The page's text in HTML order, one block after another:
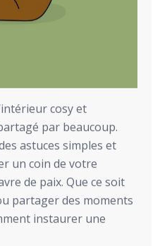
cosy et
par beaucoup.
astuces simples et
un coin de votre
de paix. Que ce soit
partager des moments
instaurer une